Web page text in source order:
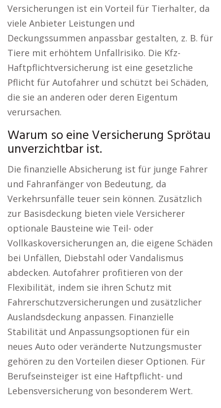
Versicherungen ist ein Vorteil für Tierhalter, da
viele Anbieter Leistungen und
Deckungssummen anpassbar gestalten, z. B. für
Tiere mit erhöhtem Unfallrisiko. Die Kfz-
Haftpflichtversicherung ist eine gesetzliche
Pflicht für Autofahrer und schützt bei Schäden,
die sie an anderen oder deren Eigentum
verursachen.
Warum so eine Versicherung Sprötau
unverzichtbar ist.
Die finanzielle Absicherung ist für junge Fahrer
und Fahranfänger von Bedeutung, da
Verkehrsunfälle teuer sein können. Zusätzlich
zur Basisdeckung bieten viele Versicherer
optionale Bausteine wie Teil- oder
Vollkaskoversicherungen an, die eigene Schäden
bei Unfällen, Diebstahl oder Vandalismus
abdecken. Autofahrer profitieren von der
Flexibilität, indem sie ihren Schutz mit
Fahrerschutzversicherungen und zusätzlicher
Auslandsdeckung anpassen. Finanzielle
Stabilität und Anpassungsoptionen für ein
neues Auto oder veränderte Nutzungsmuster
gehören zu den Vorteilen dieser Optionen. Für
Berufseinsteiger ist eine Haftpflicht- und
Lebensversicherung von besonderem Wert.